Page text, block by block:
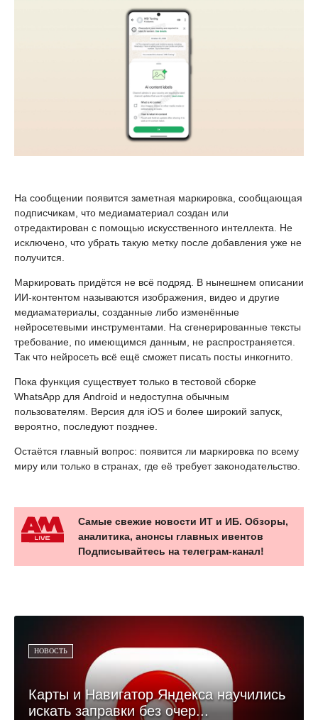
На сообщении появится заметная маркировка, сообщающая
подписчикам, что медиаматериал создан или
отредактирован с помощью искусственного интеллекта. Не
исключено, что убрать такую метку после добавления уже не
получится.
Маркировать придётся не всё подряд. В нынешнем описании
ИИ-контентом называются изображения, видео и другие
медиаматериалы, созданные либо изменённые
нейросетевыми инструментами. На сгенерированные тексты
требование, по имеющимся данным, не распространяется.
Так что нейросеть всё ещё сможет писать посты инкогнито.
Пока функция существует только в тестовой сборке
WhatsApp для Android и недоступна обычным
пользователям. Версия для iOS и более широкий запуск,
вероятно, последуют позднее.
Остаётся главный вопрос: появится ли маркировка по всему
миру или только в странах, где её требует законодательство.
Самые свежие новости ИТ и ИБ. Обзоры,
аналитика, анонсы главных ивентов
Подписывайтесь на телеграм-канал!
НОВОСТЬ
Карты и Навигатор Яндекса научились
искать заправки без очер...